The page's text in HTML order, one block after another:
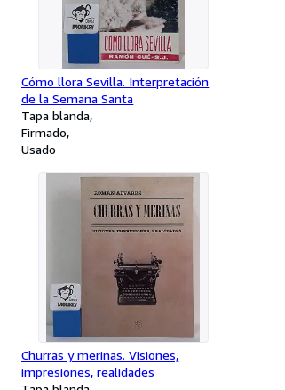
Cómo llora Sevilla. Interpretación
de la Semana Santa
Tapa blanda
Firmado
Usado
Churras y merinas. Visiones,
impresiones, realidades